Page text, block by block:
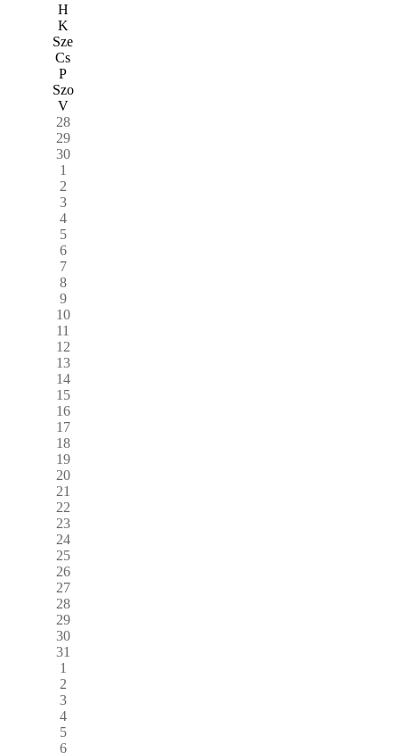
H
K
Sze
Cs
P
Szo
V
28
29
30
1
2
3
4
5
6
7
8
9
10
11
12
13
14
15
16
17
18
19
20
21
22
23
24
25
26
27
28
29
30
31
1
2
3
4
5
6